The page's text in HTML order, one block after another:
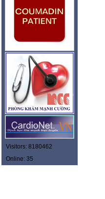
Visitors: 8180462
Online: 35